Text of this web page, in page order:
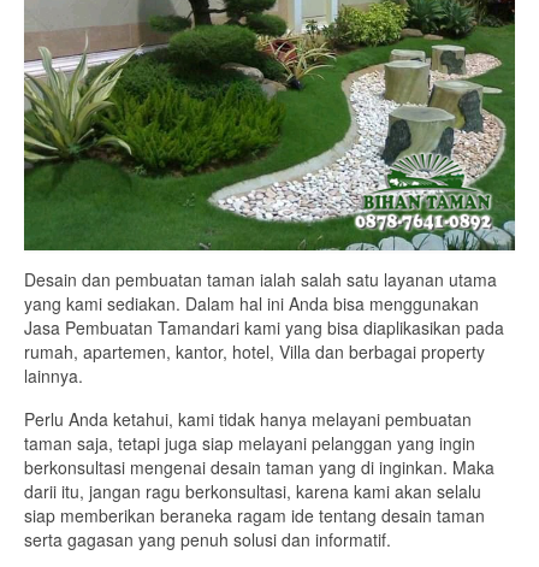
Desain dan pembuatan taman ialah salah satu layanan utama
yang kami sediakan. Dalam hal ini Anda bisa menggunakan
Jasa Pembuatan Tamandari kami yang bisa diaplikasikan pada
rumah, apartemen, kantor, hotel, Villa dan berbagai property
lainnya.
Perlu Anda ketahui, kami tidak hanya melayani pembuatan
taman saja, tetapi juga siap melayani pelanggan yang ingin
berkonsultasi mengenai desain taman yang di inginkan. Maka
darii itu, jangan ragu berkonsultasi, karena kami akan selalu
siap memberikan beraneka ragam ide tentang desain taman
serta gagasan yang penuh solusi dan informatif.